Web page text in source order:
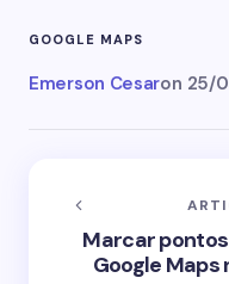
GOOGLE MAPS
Emerson Cesaron 25/
Marcar
Google Maps